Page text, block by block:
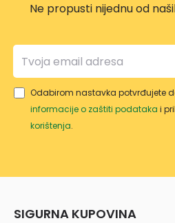
Ne propusti nijednu od
Odabirom nastavka potvrđujete
informacije o zaštiti podataka i
korištenja.
SIGURNA KUPOVINA